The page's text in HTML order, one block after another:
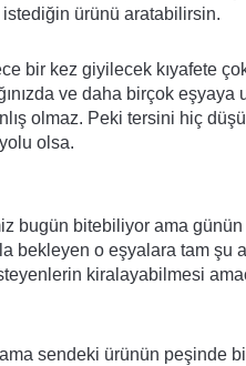
istediğin ürünü aratabilirsin.
bir kez giyilecek kıyafete
ve daha birçok eşyaya
olmaz. Peki tersini hiç
olsa.
bugün bitebiliyor ama
bekleyen o eşyalara tam şu
kiralayabilmesi
sendeki ürünün peşinde